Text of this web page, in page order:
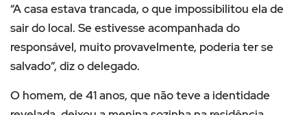
“A casa estava trancada, o que impossibilitou ela de
sair do local. Se estivesse acompanhada do
responsável, muito provavelmente, poderia ter se
salvado”, diz o delegado.
O homem, de 41 anos, que não teve a identidade